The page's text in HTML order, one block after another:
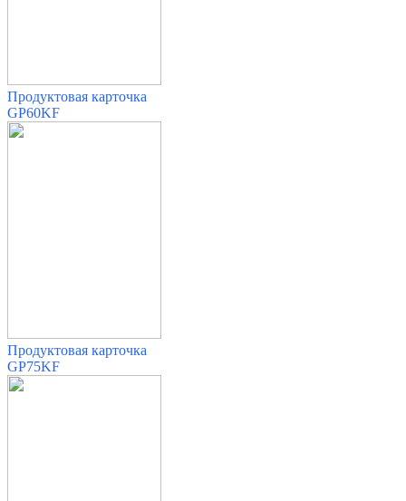
Продуктовая карточка
GP60KF
Продуктовая карточка
GP75KF